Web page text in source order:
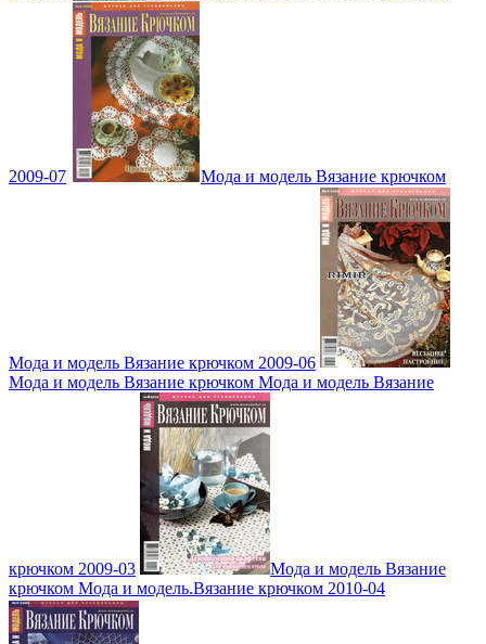
2009-07 Мода и модель Вязание крючком
Мода и модель Вязание крючком 2009-06
Мода и модель Вязание крючком Мода и модель Вязание
крючком 2009-03
Мода и модель Вязание
крючком Мода и модель.Вязание крючком 2010-04